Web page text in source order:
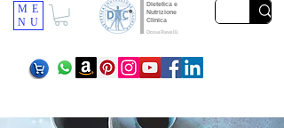
Dietetica e
Nutrizione
Clinica
Dr.ssa Ravelli
ME
NU